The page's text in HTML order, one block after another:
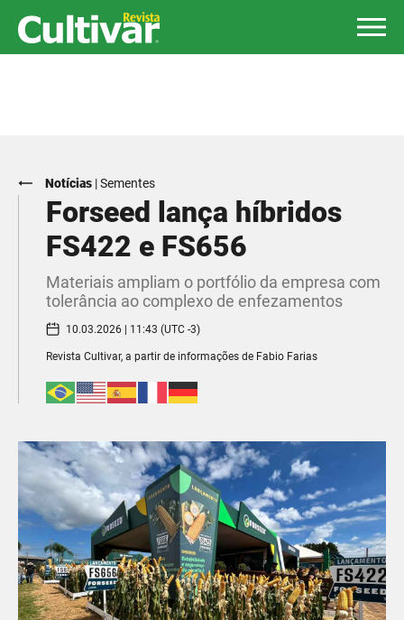
Notícias |Sementes
Forseed lança híbridos
FS422 e FS656
Materiais ampliam o portfólio da empresa com
tolerância ao complexo de enfezamentos
10.03.2026 | 11:43 (UTC -3)
Revista Cultivar, a partir de informações de Fabio Farias